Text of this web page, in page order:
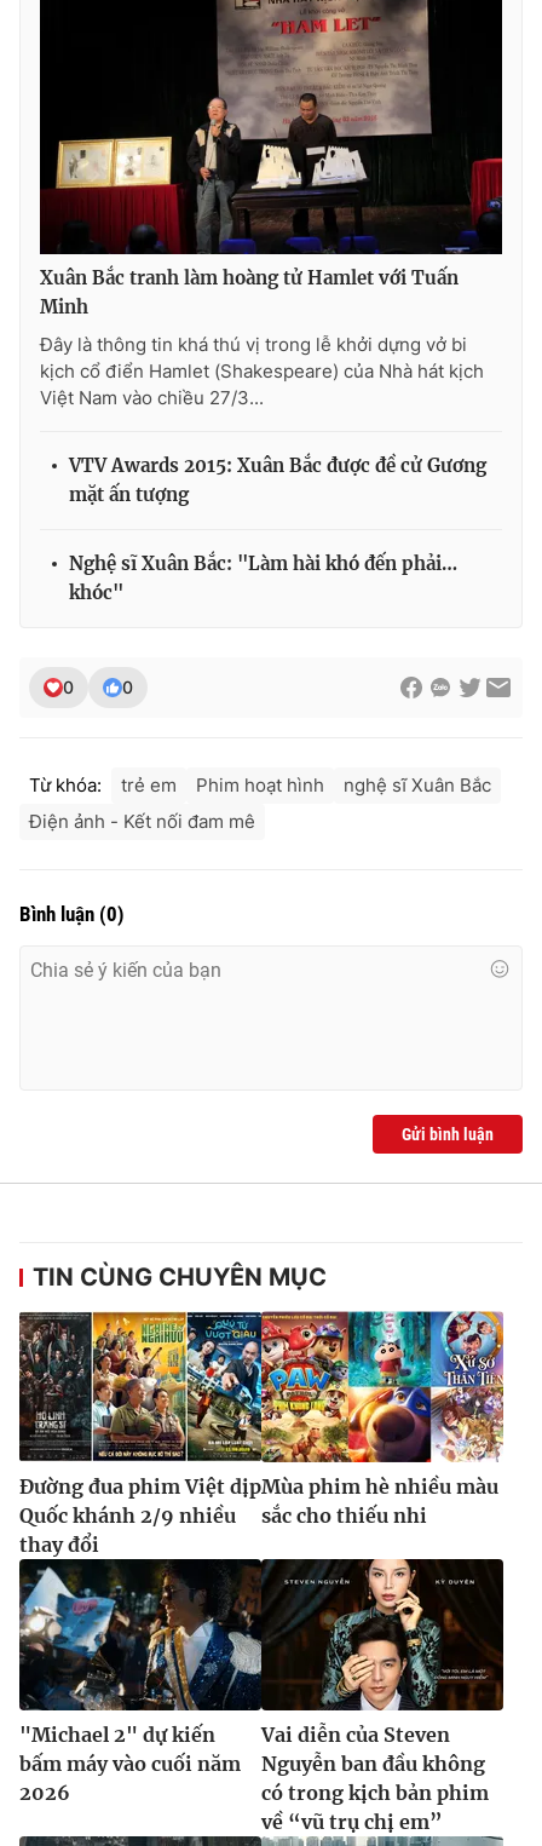
024.66 897 897
024-7300.7108
thông tin từ website này.
Xuân Bắc tranh làm hoàng tử Hamlet với Tuấn
Minh
Đây là thông tin khá thú vị trong lễ khởi dựng vở bi
kịch cổ điển Hamlet (Shakespeare) của Nhà hát kịch
Việt Nam vào chiều 27/3...
VTV Awards 2015: Xuân Bắc được đề cử Gương
mặt ấn tượng
Nghệ sĩ Xuân Bắc: "Làm hài khó đến phải…
khóc"
0 0
Từ khóa: trẻ em Phim hoạt hình
nghệ sĩ Xuân Bắc
Điện ảnh - Kết nối đam mê
Bình luận (0)
Gửi bình luận
TIN CÙNG CHUYÊN MỤC
Đường đua phim Việt dịp
Quốc khánh 2/9 nhiều
thay đổi
Mùa phim hè nhiều màu
sắc cho thiếu nhi
"Michael 2" dự kiến
bấm máy vào cuối năm
2026
Vai diễn của Steven
Nguyễn ban đầu không
có trong kịch bản phim
về “vũ trụ chị em”